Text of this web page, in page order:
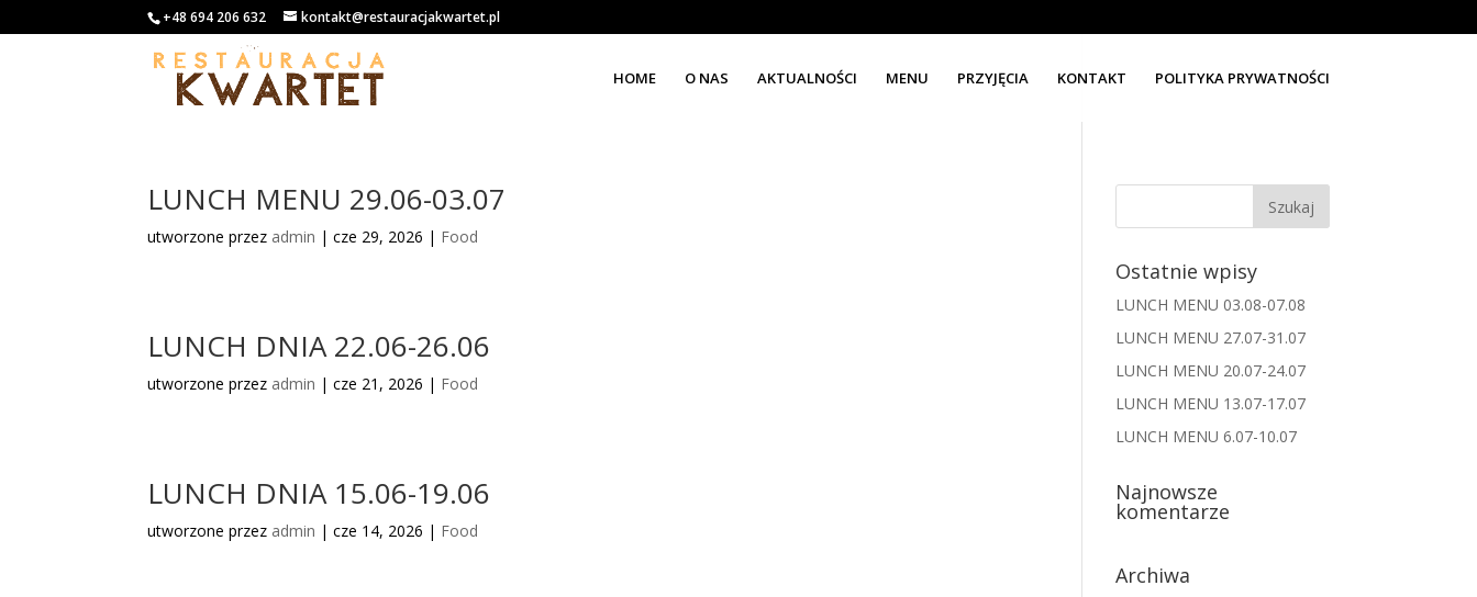
+48 694 206 632 kontakt@restauracjakwartet.pl
HOME O NAS AKTUALNOŚCI MENU PRZYJĘCIA KONTAKT POLITYKA PRYWATNOŚCI
LUNCH MENU 29.06-03.07
utworzone przez admin |cze 29, 2026 | Food
LUNCH DNIA 22.06-26.06
utworzone przez admin |cze 21, 2026 | Food
LUNCH DNIA 15.06-19.06
utworzone przez admin |cze 14, 2026 | Food
Ostatnie wpisy
LUNCH MENU 03.08-07.08
LUNCH MENU 27.07-31.07
LUNCH MENU 20.07-24.07
LUNCH MENU 13.07-17.07
LUNCH MENU 6.07-10.07
Najnowsze
komentarze
Archiwa